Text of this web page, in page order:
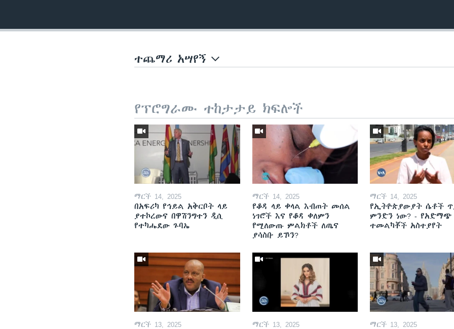
ተጨማሪ አሣየኝ
የፕሮግራሙ ተከታታይ ክፍሎች
ማርች 14, 2025
በአፍሪካ የኅይል አቅርቦት ላይ
ያተኮረውና በዋሽንግተን ዲሲ
የተካሔደው ጉባኤ
ማርች 14, 2025
የቆዳ ላይ ቀላል እብጠት መሰል
ነገሮች እና የቆዳ ቀለምን
የሚለውጡ ምልክቶች ለጤና
ያሳስቡ ይኾን?
ማርች 14, 2025
የኢትዮጵያውያት ሴቶች
ምንድን ነው? - የአድማጭ
ተመልካቾች አስተያየት
ማርች 13, 2025 ማርች 13, 2025 ማርች 13, 2025